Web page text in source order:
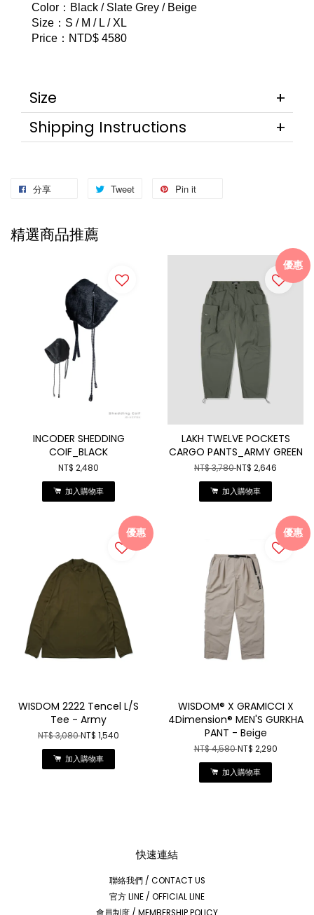
Color：Black / Slate Grey / Beige
Size：S / M / L / XL
Price：NTD$ 4580
Size
Shipping Instructions
分享 Tweet Pin it
精選商品推薦
INCODER SHEDDING
COIF_BLACK
NT$ 2,480
加入購物車
優惠
LAKH TWELVE POCKETS
CARGO PANTS_ARMY GREEN
NT$ 3,780NT$ 2,646
加入購物車
優惠
WISDOM 2222 Tencel L/S
Tee - Army
NT$ 3,080NT$ 1,540
加入購物車
優惠
WISDOM® X GRAMICCI X
4Dimension® MEN'S GURKHA
PANT - Beige
NT$ 4,580NT$ 2,290
加入購物車
快速連結
聯絡我們 / CONTACT US
官方 LINE / OFFICIAL LINE
會員制度 / MEMBERSHIP POLICY